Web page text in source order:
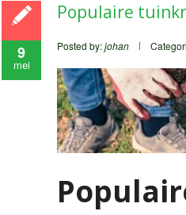
9
mei
Populaire
Posted by:johan